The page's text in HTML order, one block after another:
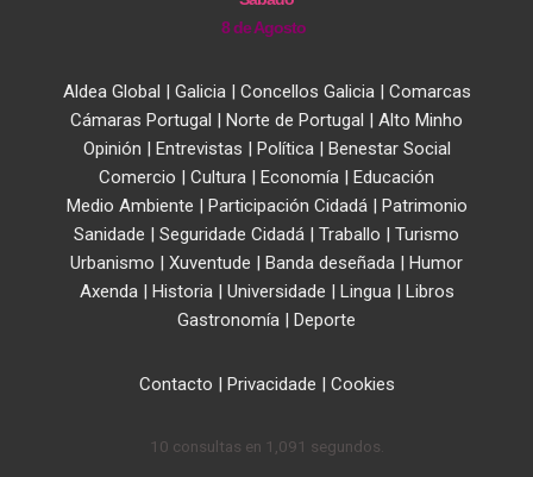
8 de Agosto
Aldea Global | Galicia| Concellos Galicia| Comarcas
Cámaras Portugal | Norte de Portugal | Alto Minho
Opinión | Entrevistas | Política| Benestar Social
Comercio | Cultura | Economía | Educación
Medio Ambiente | Participación Cidadá| Patrimonio
Sanidade | Seguridade Cidadá | Traballo | Turismo
Urbanismo | Xuventude | Banda deseñada | Humor
Axenda| Historia| Universidade | Lingua| Libros
Gastronomía | Deporte
Contacto | Privacidade | Cookies
10 consultas en 1,091 segundos.